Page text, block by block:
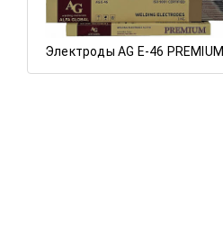
Электроды AG E-46 PREMIUM